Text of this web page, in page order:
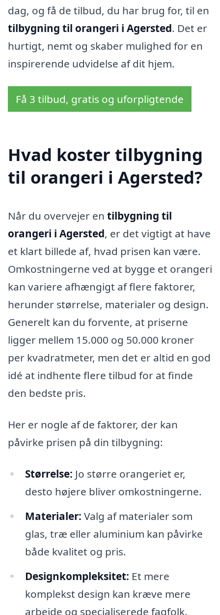
dag, og få de tilbud, du har brug for, til en
tilbygning til orangeri i Agersted. Det er
hurtigt, nemt og skaber mulighed for en
inspirerende udvidelse af dit hjem.
Få 3 tilbud, gratis og uforpligtende
Hvad koster tilbygning
til orangeri i Agersted?
Når du overvejer en tilbygning til
orangeri i Agersted, er det vigtigt at have
et klart billede af, hvad prisen kan være.
Omkostningerne ved at bygge et orangeri
kan variere afhængigt af flere faktorer,
herunder størrelse, materialer og design.
Generelt kan du forvente, at priserne
ligger mellem 15.000 og 50.000 kroner
per kvadratmeter, men det er altid en god
idé at indhente flere tilbud for at finde
den bedste pris.
Her er nogle af de faktorer, der kan
påvirke prisen på din tilbygning:
Størrelse: Jo større orangeriet er,
desto højere bliver omkostningerne.
Materialer: Valg af materialer som
glas, træ eller aluminium kan påvirke
både kvalitet og pris.
Designkompleksitet: Et mere
komplekst design kan kræve mere
arbejde og specialiserede fagfolk.